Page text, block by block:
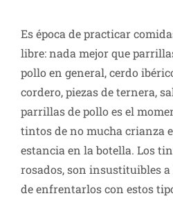
Es época de practicar
libre: nada mejor que
pollo en general, cerdo
cordero, piezas de ternera,
parrillas de pollo es el
tintos de no mucha crianza
estancia en la botella. Los
rosados, son insustituibles a
de enfrentarlos con estos